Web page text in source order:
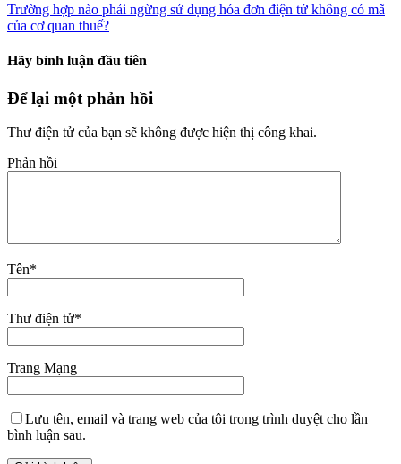
Trường hợp nào phải ngừng sử dụng hóa đơn điện tử không có mã
của cơ quan thuế?
Hãy bình luận đầu tiên
Để lại một phản hồi
Thư điện tử của bạn sẽ không được hiện thị công khai.
Phản hồi
Tên*
Thư điện tử*
Trang Mạng
Lưu tên, email và trang web của tôi trong trình duyệt cho lần
bình luận sau.